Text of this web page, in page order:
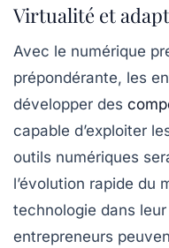
Virtualité et
Avec le numérique
prépondérante, les
développer des
capable d’exploiter
outils numériques
l’évolution rapide du
technologie dans
entrepreneurs